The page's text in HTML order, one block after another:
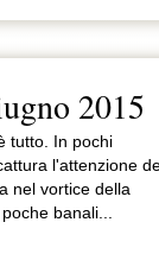
2015
tutto. In pochi
l'attenzione
nel vortice della
banali...